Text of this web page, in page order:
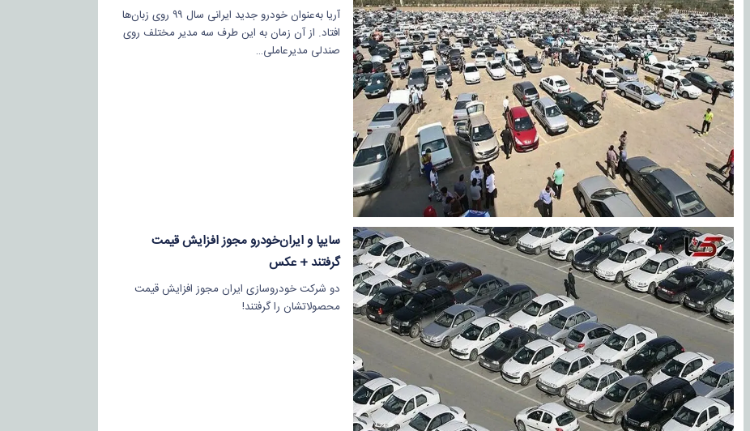
آریا به‌عنوان خودرو جدید ایرانی سال ۹۹ روی زبان‌ها
افتاد. از آن زمان به این طرف سه مدیر مختلف روی
صندلی مدیر‌عاملی…
سایپا و ایران‌خودرو مجوز افزایش قیمت
گرفتند + عکس
دو شرکت خودروسازی ایران مجوز افزایش قیمت
محصولاتشان را گرفتند!